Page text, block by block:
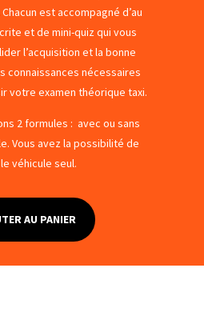
est accompagné d’au
et de mini-quiz qui vous
l’acquisition et la bonne
connaissances nécessaires
votre examen théorique taxi.
2 formules : avec ou sans
Vous avez la possibilité de
véhicule seul.
AU PANIER